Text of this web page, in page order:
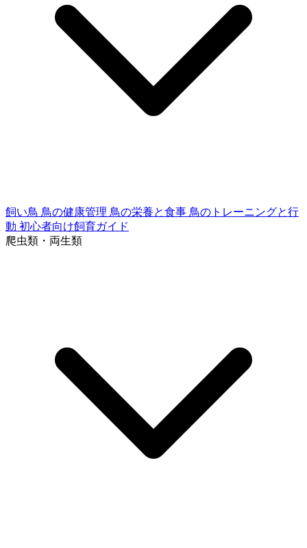
飼い鳥 鳥の健康管理 鳥の栄養と食事 鳥のトレーニングと行
動 初心者向け飼育ガイド
爬虫類・両生類